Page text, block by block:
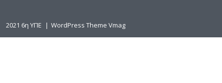
2021 6η ΥΠΕ | WordPress Theme Vmag